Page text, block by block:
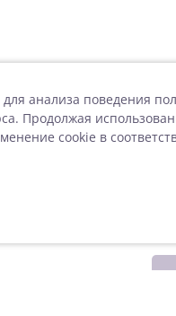
анализа поведения
Продолжая
cookie в